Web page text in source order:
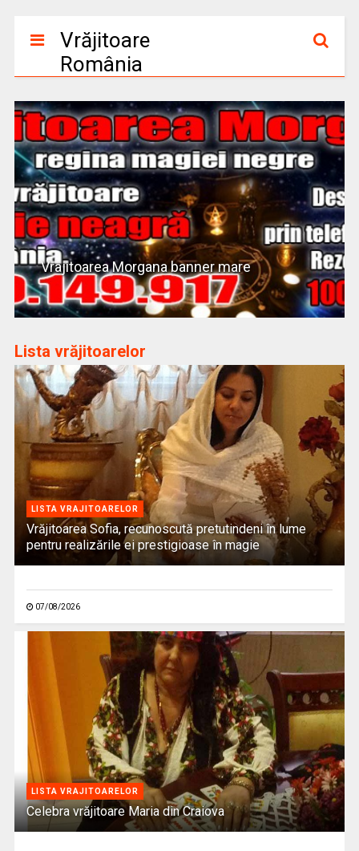
Vrăjitoare
România
Vrajitoarea Morgana banner mare
Lista vrăjitoarelor
LISTA VRAJITOARELOR
Vrăjitoarea Sofia, recunoscută pretutindeni în lume
pentru realizările ei prestigioase în magie
07/08/2026
LISTA VRAJITOARELOR
Celebra vrăjitoare Maria din Craiova